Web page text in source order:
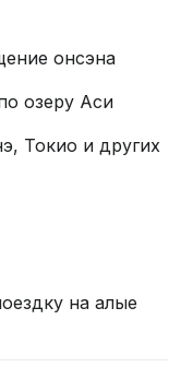
онсэна
озеру Аси
Токио и других
на алые